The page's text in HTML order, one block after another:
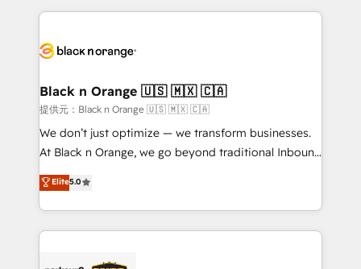
embark on a transformational journey that sets your
business up for long-term success. Unlock your
business. If not now, when?
pourquoi, nos experts sont à la fois capables de
référencement, votre stratégie digitale et le pilotage
projet HubSpot avec DIGITALISIM : 🧽 Nettoyage,
migration et intégration des bases de données. 🚀
Développement des interfaces avec vos logiciels
métiers ⚙️ Configuration de la plateforme HubSpot
Book Process & Guidelines utilisateurs 🎓
Formations des utilisateurs
Black n Orange 🇺🇸 🇲🇽 🇨🇦
提供元：Black n Orange 🇺🇸 🇲🇽 🇨🇦
We don’t just optimize — we transform businesses.
At Black n Orange, we go beyond traditional Inbound
Marketing with our exclusive methodologies:
BOOMS and BOOST. Together, they form a powerful
combination that has driven success for over 800
businesses worldwide. As Elite HubSpot Partners, we
Elite5.0